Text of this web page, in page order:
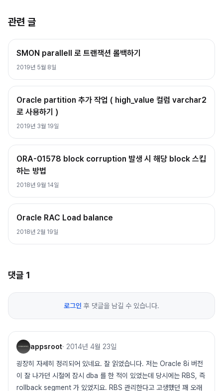
관련 글
SMON parallell 로 트랜잭션 롤백하기
2019년 5월 8일
Oracle partition 추가 작업 ( high_value 컬럼 varchar2
로 사용하기 )
2019년 3월 19일
ORA-01578 block corruption 발생 시 해당 block 스킵
하는 방법
2018년 9월 14일
Oracle RAC Load balance
2018년 2월 19일
댓글 1
로그인 후 댓글을 남길 수 있습니다.
appsroot· 2014년 4월 23일
굉장히 자세히 정리되어 있네요. 잘 읽었습니다. 저는 Oracle 8i 버전
이 잘 나가던 시절에 잠시 dba 를 한 적이 있었는데 당시에는 RBS, 즉
rollback segment 가 있었지요. RBS 관리한다고 고생했던 꽤 오래